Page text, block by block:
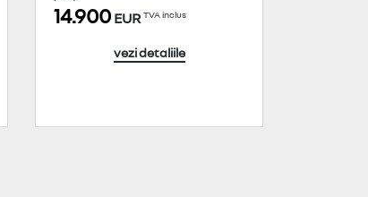
14.900 EUR TVA inclus
vezi detaliile